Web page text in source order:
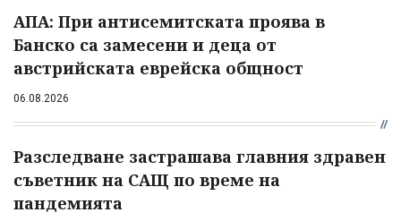
АПА: При антисемитската проява в
Банско са замесени и деца от
австрийската еврейска общност
06.08.2026
Разследване застрашава главния здравен
съветник на САЩ по време на
пандемията